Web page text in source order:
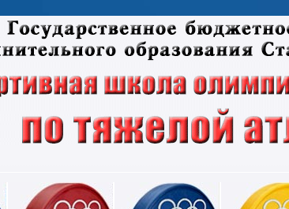
Соревнования Тренеры Спортсмены